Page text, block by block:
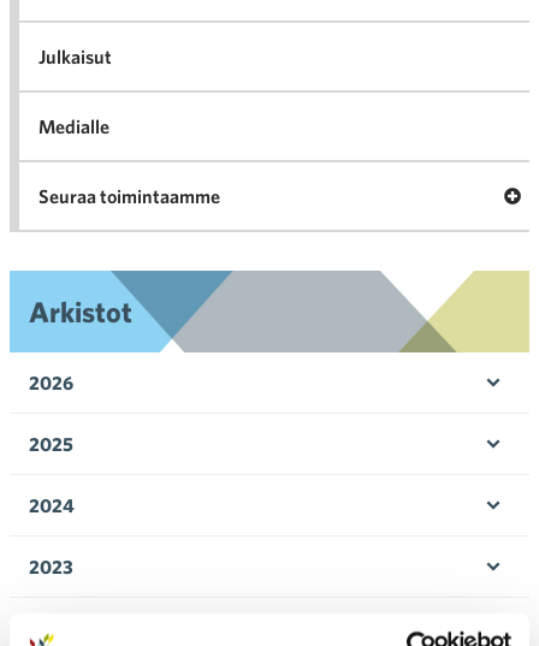
Julkaisut
Medialle
Seuraa toimintaamme
Arkistot
2026
2025
2024
2023
2022